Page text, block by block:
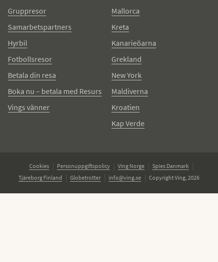
Gruppresor
Samarbetspartners
Hyrbil
Fotbollsresor
Betala din resa
Boka nu – betala med Resurs
Vings vänner
Mallorca
Kreta
Kanarieöarna
Grekland
New York
Maldiverna
Kroatien
Kap Verde
Cookies Personuppgiftspolicy Ving Norge
Spies Danmark
Tjäreborg Finland
Globetrotter info@ving.se Copyright Ving, 2026